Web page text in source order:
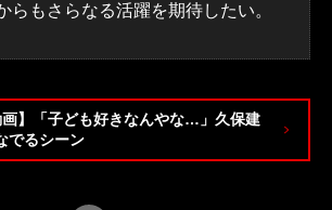
らもさらなる活躍を期待したい。
】「子ども好きなんやな…」久保建
でるシーン